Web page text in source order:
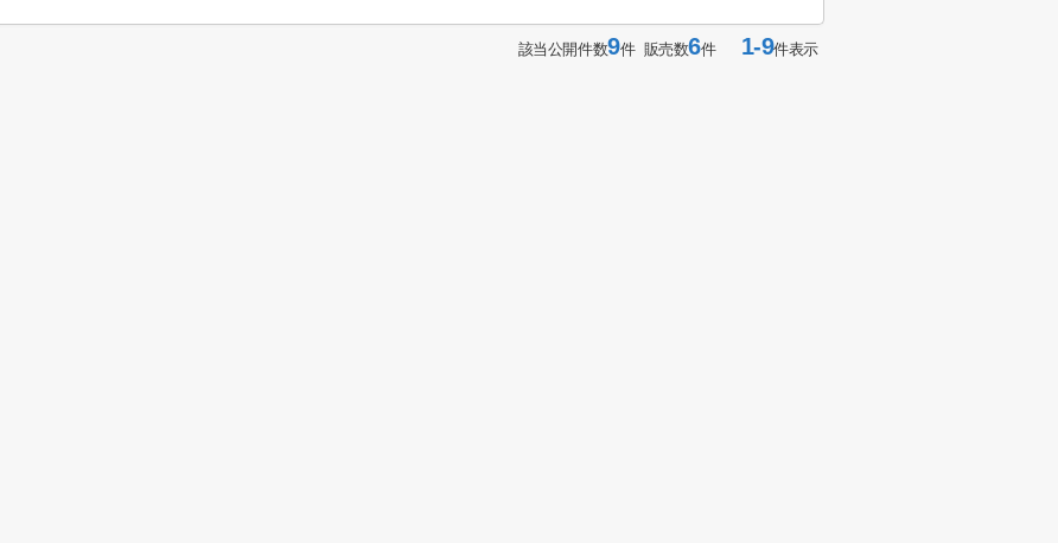
該当公開件数9件 販売数6件1-9件表示